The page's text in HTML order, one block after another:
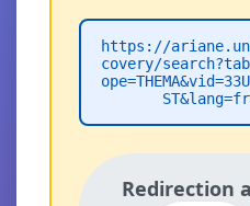
https://
covery/
Redirection